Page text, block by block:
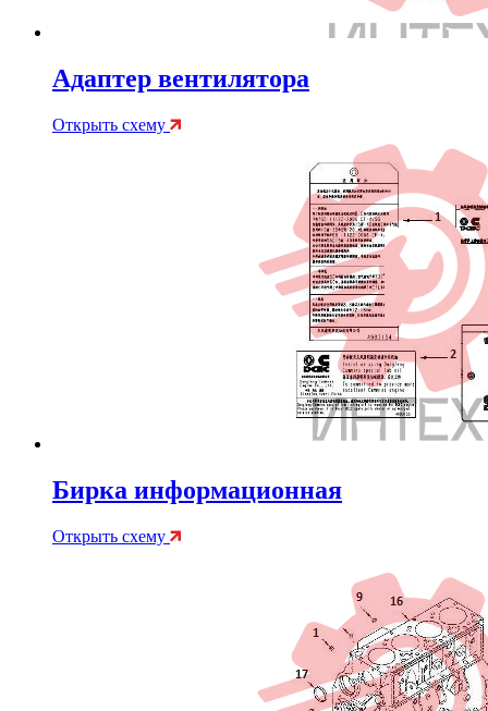
Адаптер вентилятора
Открыть схему
Бирка информационная
Открыть схему